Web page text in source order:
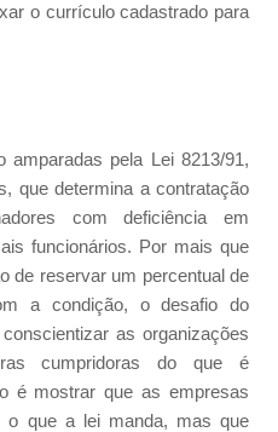
o currículo cadastrado para
amparadas pela Lei 8213/91,
que determina a contratação
com deficiência em
funcionários. Por mais que
de reservar um percentual de
a condição, o desafio do
as organizações
cumpridoras do que é
é mostrar que as empresas
o que a lei manda, mas que